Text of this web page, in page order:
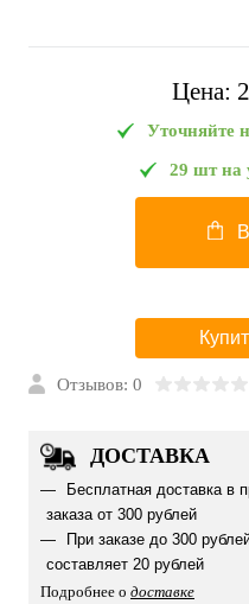
Цена:
Уточняйте
29 шт на
Отзывов: 0
ДОСТАВКА
Бесплатная доставка
заказа от 300 рублей
При заказе до 300
составляет 20 рублей
Подробнее о доставке